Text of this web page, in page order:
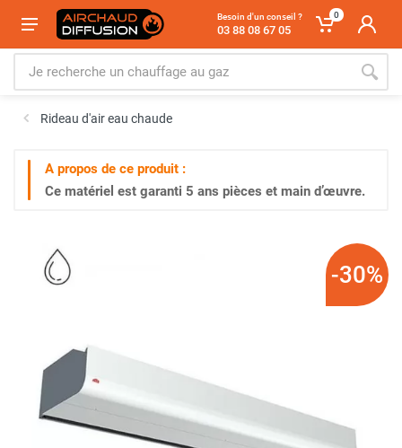
Besoin d'un conseil ?
03 88 08 67 05
0
Rideau d'air eau chaude
A propos de ce produit :
Ce matériel est garanti 5 ans pièces et main d’œuvre.
-30%